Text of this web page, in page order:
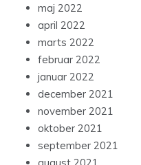
maj 2022
april 2022
marts 2022
februar 2022
januar 2022
december 2021
november 2021
oktober 2021
september 2021